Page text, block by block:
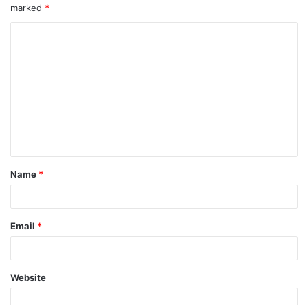
marked *
Name *
Email *
Website